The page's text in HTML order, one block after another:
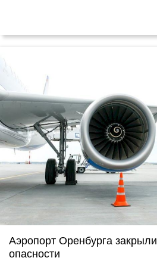
Аэропорт Оренбурга
опасности